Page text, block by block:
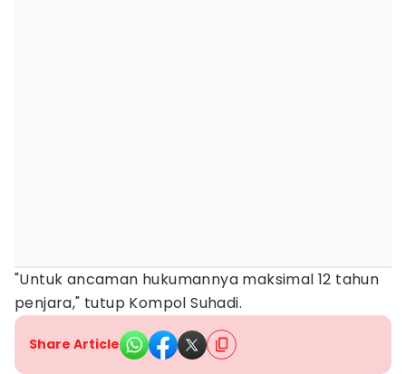
"Untuk ancaman hukumannya maksimal 12 tahun
penjara," tutup Kompol Suhadi.‎
Share Article